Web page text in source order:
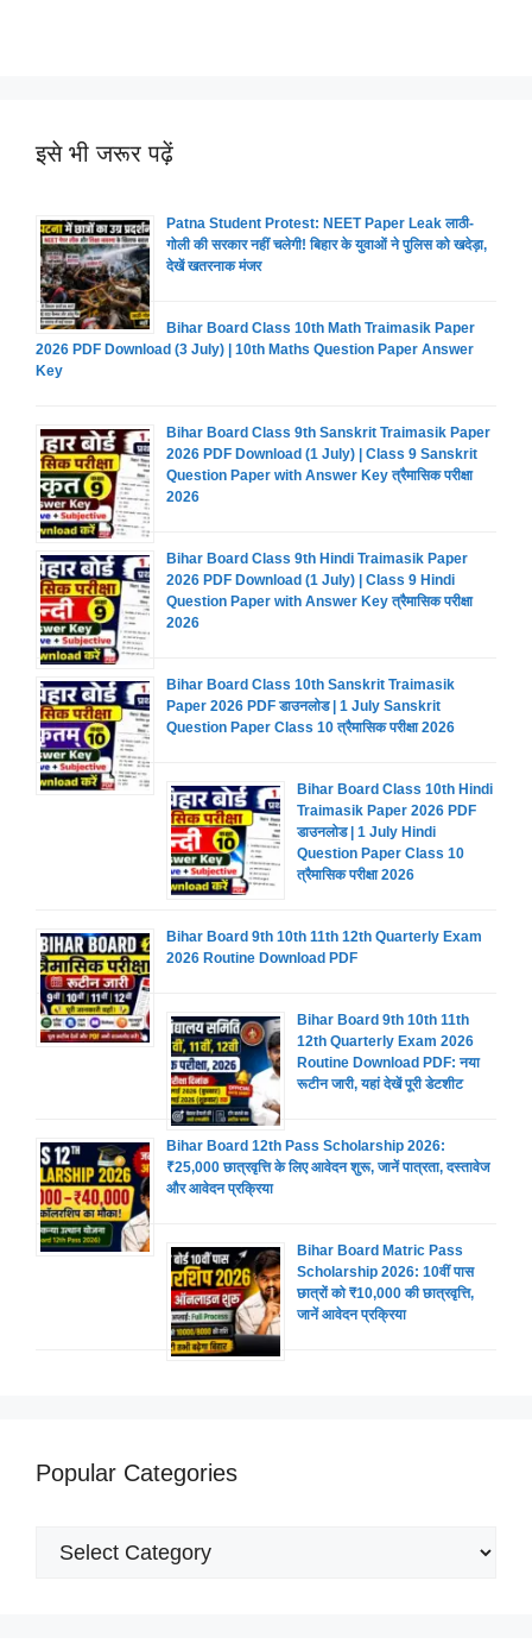
इसे भी जरूर पढ़ें
Patna Student Protest: NEET Paper Leak लाठी-
गोली की सरकार नहीं चलेगी! बिहार के युवाओं ने पुलिस को खदेड़ा,
देखें खतरनाक मंजर
Bihar Board Class 10th Math Traimasik Paper
2026 PDF Download (3 July) | 10th Maths Question Paper Answer
Key
Bihar Board Class 9th Sanskrit Traimasik Paper
2026 PDF Download (1 July) | Class 9 Sanskrit
Question Paper with Answer Key त्रैमासिक परीक्षा
2026
Bihar Board Class 9th Hindi Traimasik Paper
2026 PDF Download (1 July) | Class 9 Hindi
Question Paper with Answer Key त्रैमासिक परीक्षा
2026
Bihar Board Class 10th Sanskrit Traimasik
Paper 2026 PDF डाउनलोड | 1 July Sanskrit
Question Paper Class 10 त्रैमासिक परीक्षा 2026
Bihar Board Class 10th Hindi
Traimasik Paper 2026 PDF
डाउनलोड | 1 July Hindi
Question Paper Class 10
त्रैमासिक परीक्षा 2026
Bihar Board 9th 10th 11th 12th Quarterly Exam
2026 Routine Download PDF
Bihar Board 9th 10th 11th
12th Quarterly Exam 2026
Routine Download PDF: नया
रूटीन जारी, यहां देखें पूरी डेटशीट
Bihar Board 12th Pass Scholarship 2026:
₹25,000 छात्रवृत्ति के लिए आवेदन शुरू, जानें पात्रता, दस्तावेज
और आवेदन प्रक्रिया
Bihar Board Matric Pass
Scholarship 2026: 10वीं पास
छात्रों को ₹10,000 की छात्रवृत्ति,
जानें आवेदन प्रक्रिया
Popular Categories
Popular